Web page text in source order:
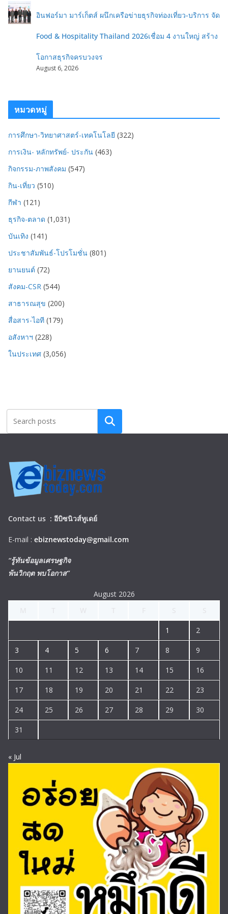
อินฟอร์มา มาร์เก็ตส์ ผนึกเครือข่ายธุรกิจท่องเที่ยว-บริการ จัด
Food & Hospitality Thailand 2026เชื่อม 4 งานใหญ่ สร้าง
โอกาสธุรกิจครบวงจร
August 6, 2026
หมวดหมู่
การศึกษา-วิทยาศาสตร์-เทคโนโลยี (322)
การเงิน- หลักทรัพย์- ประกัน (463)
กิจกรรม-ภาพสังคม (547)
กิน-เที่ยว (510)
กีฬา (121)
ธุรกิจ-ตลาด (1,031)
บันเทิง (141)
ประชาสัมพันธ์-โปรโมชั่น (801)
ยานยนต์ (72)
สังคม-CSR (544)
สาธารณสุข (200)
สื่อสาร-ไอที (179)
อสังหาฯ (228)
ในประเทศ (3,056)
Search
Contact us : อีบิซนิวส์ทูเดย์
E-mail : ebiznewstoday@gmail.com
“รู้ทันข้อมูลเศรษฐกิจ
พ้นวิกฤต พบโอกาส”
August 2026
1 2
3 4 5 6 7 8 9
10 11 12 13 14 15 16
17 18 19 20 21 22 23
24 25 26 27 28 29 30
31
« Jul